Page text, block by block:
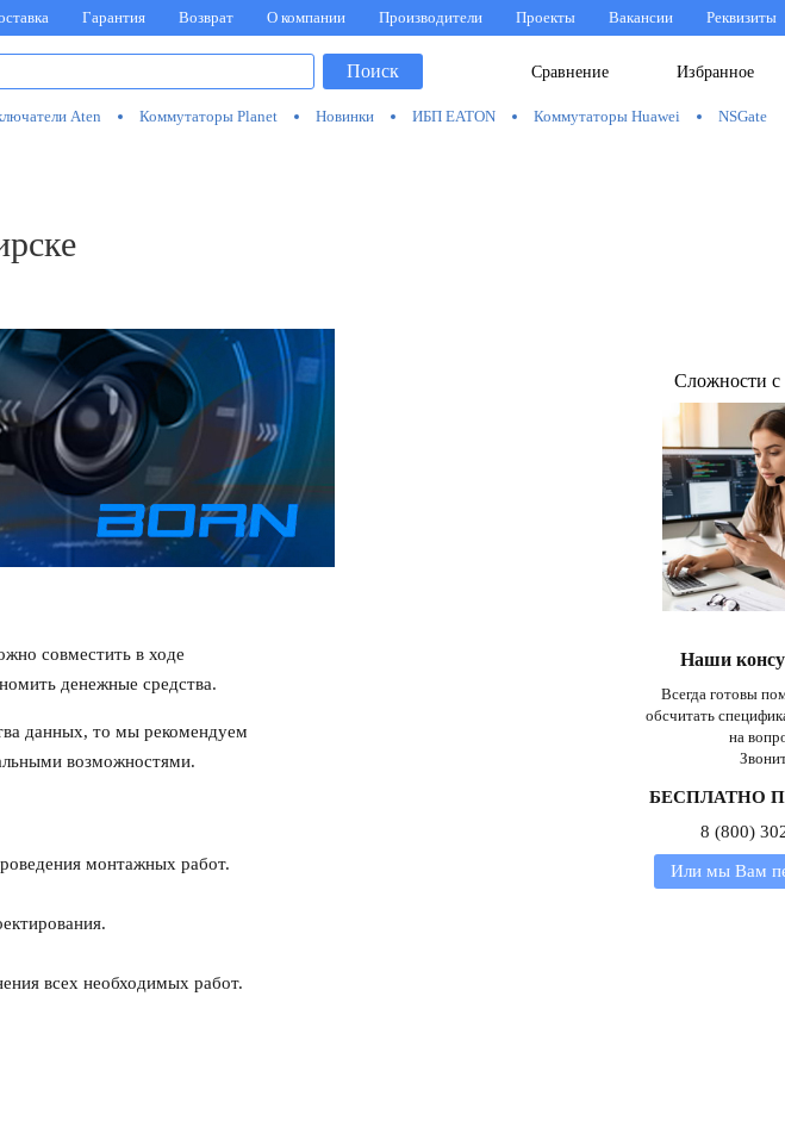
Гарантия Возврат О компании Производители Проекты Вакансии Реквизиты
Избранное
Сравнение
Поиск
Aten Коммутаторы Planet Новинки ИБП EATON Коммутаторы Huawei NSGate
совместить в ходе
денежные средства.
данных, то мы рекомендуем
возможностями.
монтажных работ.
всех необходимых работ.
Сложности с
Наши
Всегда готовы
обсчитать
на
БЕСПЛАТНО
8 (800)
Или мы Вам